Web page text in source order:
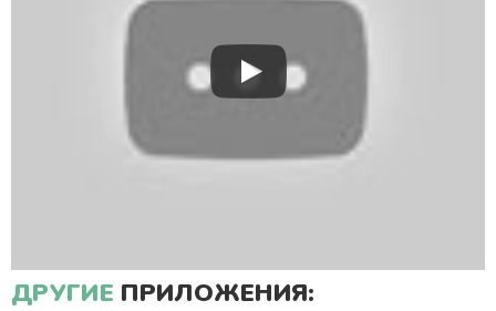
ДРУГИЕ ПРИЛОЖЕНИЯ: